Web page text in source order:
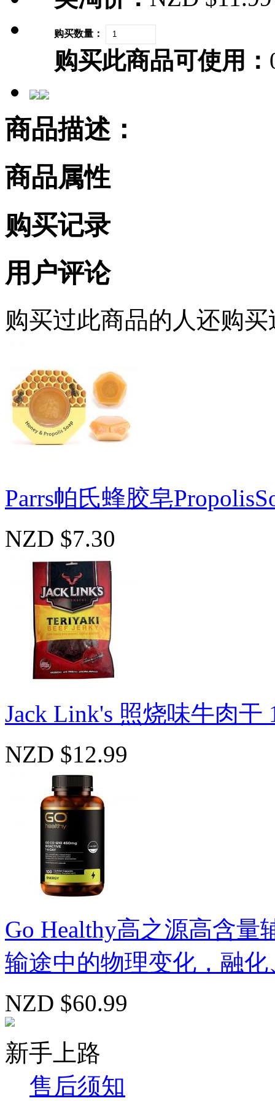
购买数量：
购买此商品可使用：
商品描述：
商品属性
购买记录
用户评论
购买过此商品的人还购买
Parrs帕氏蜂胶皂
NZD $7.30
Jack Link's 照烧味牛肉
NZD $12.99
Go Healthy高之源高含量
输途中的物理变化，融化
NZD $60.99
新手上路
售后须知